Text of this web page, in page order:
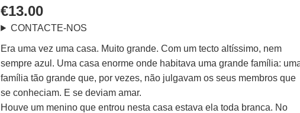
€13.00
CONTACTE-NOS
Era uma vez uma casa. Muito grande. Com um tecto altíssimo, nem
sempre azul. Uma casa enorme onde habitava uma grande família:
família tão grande que, por vezes, não julgavam os seus membros que
se conheciam. E se deviam amar.
Houve um menino que entrou nesta casa estava ela toda branca. No